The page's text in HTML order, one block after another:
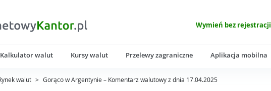
Wymień bez rejestracji
Kalkulator walut Kursy walut Przelewy zagraniczne Aplikacja mobilna
Rynek walut > Gorąco w Argentynie – Komentarz walutowy z dnia 17.04.2025